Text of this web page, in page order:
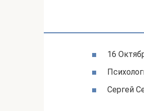
16
Сергей